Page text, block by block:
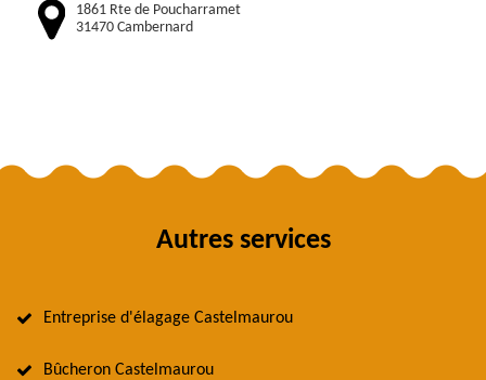
1861 Rte de Poucharramet
31470 Cambernard
Autres services
Entreprise d'élagage Castelmaurou
Bûcheron Castelmaurou